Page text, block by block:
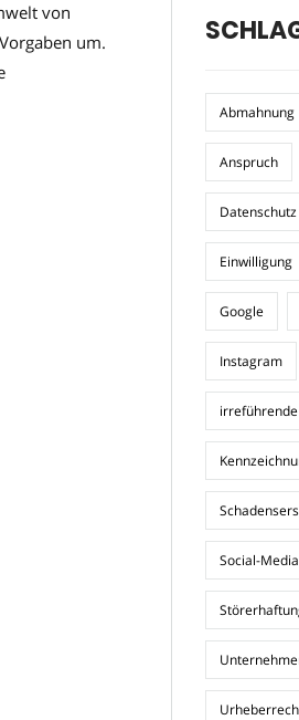
von
um.
Abmahnung
Anspruch
Datenschutz
Einwilligung
Google
Instagram
Social-Media